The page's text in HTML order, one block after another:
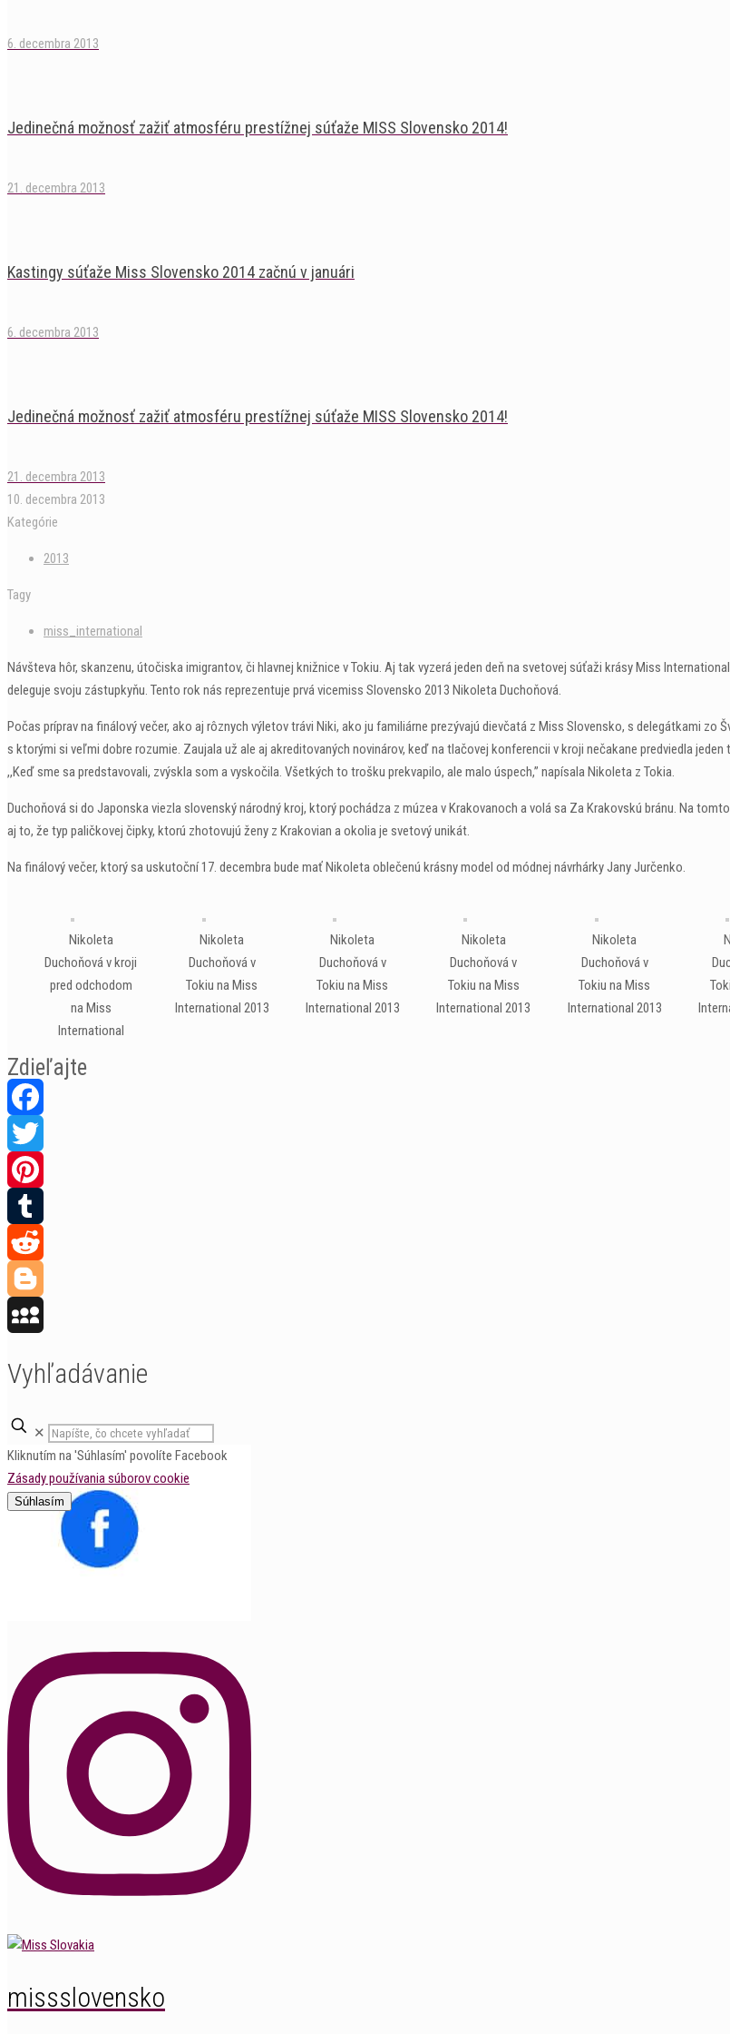
6. decembra 2013
Jedinečná možnosť zažiť atmosféru prestížnej súťaže MISS Slovensko 2014!
21. decembra 2013
Kastingy súťaže Miss Slovensko 2014 začnú v januári
6. decembra 2013
Jedinečná možnosť zažiť atmosféru prestížnej súťaže MISS Slovensko 2014!
21. decembra 2013
10. decembra 2013
Kategórie
2013
Tagy
miss_international
Návšteva hôr, skanzenu, útočiska imigrantov, či hlavnej knižnice v Tokiu. Aj tak vyzerá jeden deň na svetovej súťaži krásy Miss
deleguje svoju zástupkyňu. Tento rok nás reprezentuje prvá vicemiss Slovensko 2013 Nikoleta Duchoňová.
Počas príprav na finálový večer, ako aj rôznych výletov trávi Niki, ako ju familiárne prezývajú dievčatá z Miss Slovensko, s delegátkami zo
s ktorými si veľmi dobre rozumie. Zaujala už ale aj akreditovaných novinárov, keď na tlačovej konferencii v kroji nečakane predviedla
,,Keď sme sa predstavovali, zvýskla som a vyskočila. Všetkých to trošku prekvapilo, ale malo úspech,” napísala Nikoleta z Tokia.
Duchoňová si do Japonska viezla slovenský národný kroj, ktorý pochádza z múzea v Krakovanoch a volá sa Za Krakovskú bránu. Na
aj to, že typ paličkovej čipky, ktorú zhotovujú ženy z Krakovian a okolia je svetový unikát.
Na finálový večer, ktorý sa uskutoční 17. decembra bude mať Nikoleta oblečenú krásny model od módnej návrhárky Jany Jurčenko.
Nikoleta
Duchoňová v kroji
pred odchodom
na Miss
International
Nikoleta
Duchoňová v
Tokiu na Miss
International 2013
Nikoleta
Duchoňová v
Tokiu na Miss
International 2013
Nikoleta
Duchoňová v
Tokiu na Miss
International 2013
Nikoleta
Duchoňová v
Tokiu na Miss
International 2013
Zdieľajte
Facebook
Twitter
Pinterest
Tumblr
Reddit
Blogger
Vyhľadávanie
✕
Kliknutím na 'Súhlasím' povolíte Facebook
Zásady používania súborov cookie
Súhlasím
missslovensko